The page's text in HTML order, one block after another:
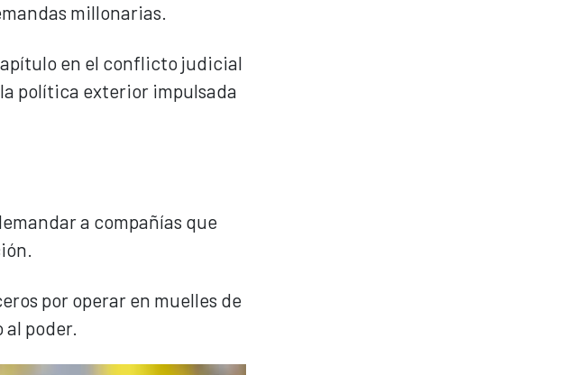
millonarias.
en el conflicto judicial
política exterior impulsada
a compañías que
por operar en muelles de
al poder.